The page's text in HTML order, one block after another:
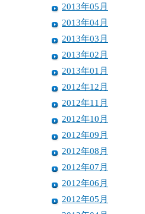
2013年05月
2013年04月
2013年03月
2013年02月
2013年01月
2012年12月
2012年11月
2012年10月
2012年09月
2012年08月
2012年07月
2012年06月
2012年05月